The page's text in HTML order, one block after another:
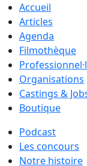
Accueil
Articles
Agenda
Filmothèque
Organisations
Castings &
Boutique
Podcast
Les concours
Notre histoire